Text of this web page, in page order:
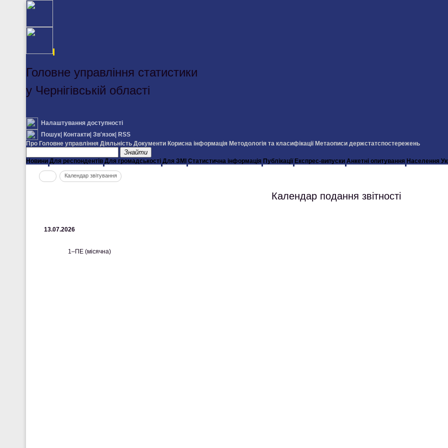
Головне управління статистики
у Чернігівській області
Налаштування доступності
Пошук| Контакти| Зв'язок| RSS
Про Головне управління Діяльність Документи Корисна інформація Методологія та класифікації Метаописи держстатспостережень
Знайти
Новини Для респондентів Для громадськості Для ЗМІ Статистична інформація Публікації Експрес-випуски Анкетні опитування Населення
Календар звітування
Календар подання звітності
13.07.2026
1–ПЕ (місячна)